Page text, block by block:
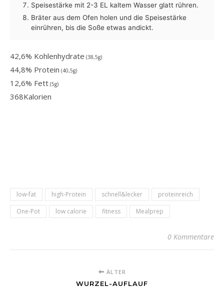
Speisestärke mit 2-3 EL kaltem Wasser glatt rühren.
Bräter aus dem Ofen holen und die Speisestärke
einrühren, bis die Soße etwas andickt.
42,6% Kohlenhydrate (38,5g)
44,8% Protein (40,5g)
12,6% Fett (5g)
368Kalorien
low-fat high-Protein schnell&lecker
proteinreich
One-Pot
low calorie fitness Mealprep
0 Kommentare
ÄLTER
WURZEL-AUFLAUF